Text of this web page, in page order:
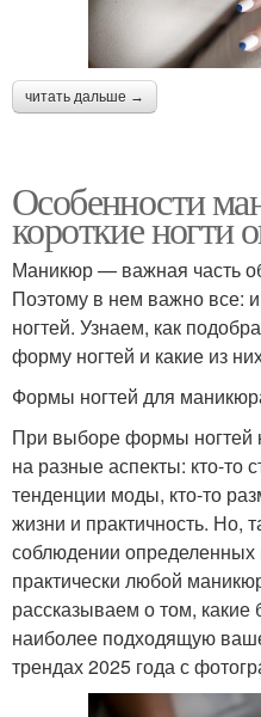
читать дальше →
Особенности
короткие ногти
Маникюр — важная часть
Поэтому в нем важно все:
ногтей. Узнаем, как
форму ногтей и какие из
Формы ногтей для
При выборе формы ногтей
на разные аспекты: кто-то
тенденции моды, кто-то
жизни и практичность. Но,
соблюдении
практически любой
рассказываем о том,
наиболее подходящую
трендах 2025 года с